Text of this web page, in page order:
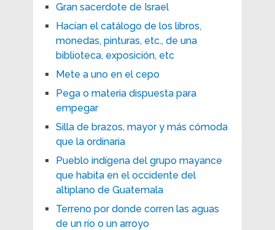
Gran sacerdote de Israel
Hacían el catálogo de los libros,
monedas, pinturas, etc., de una
biblioteca, exposición, etc
Mete a uno en el cepo
Pega o materia dispuesta para
empegar
Silla de brazos, mayor y más cómoda
que la ordinaria
Pueblo indígena del grupo mayance
que habita en el occidente del
altiplano de Guatemala
Terreno por donde corren las aguas
de un río o un arroyo